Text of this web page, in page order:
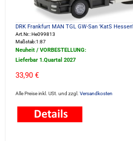
DRK Frankfurt MAN TGL GW-San 'KatS
Art.Nr.: He099813
Maßstab:1:87
Neuheit / VORBESTELLUNG:
Lieferbar 1.Quartal 2027
33,90 €
Alle Preise inkl. USt. und zzgl. Versandkosten